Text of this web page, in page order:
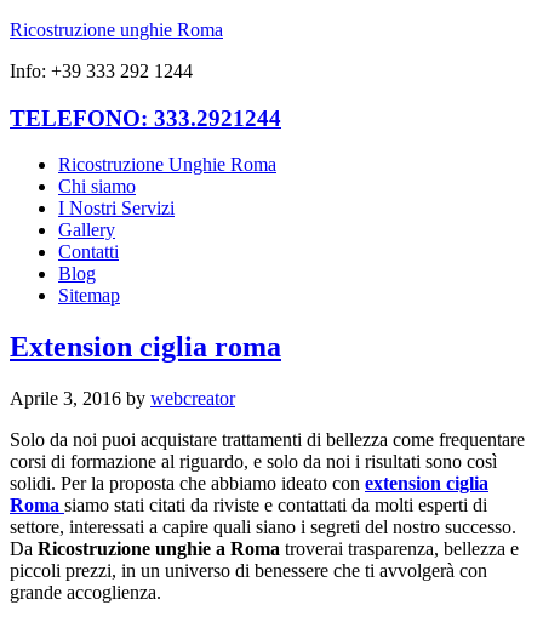
Ricostruzione unghie Roma
Info: +39 333 292 1244
TELEFONO: 333.2921244
Ricostruzione Unghie Roma
Chi siamo
I Nostri Servizi
Gallery
Contatti
Blog
Sitemap
Extension ciglia roma
Aprile 3, 2016 by webcreator
Solo da noi puoi acquistare trattamenti di bellezza come frequentare
corsi di formazione al riguardo, e solo da noi i risultati sono così
solidi. Per la proposta che abbiamo ideato con extension ciglia
Roma siamo stati citati da riviste e contattati da molti esperti di
settore, interessati a capire quali siano i segreti del nostro successo.
Da Ricostruzione unghie a Roma troverai trasparenza, bellezza e
piccoli prezzi, in un universo di benessere che ti avvolgerà con
grande accoglienza.